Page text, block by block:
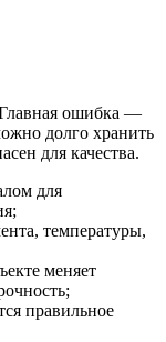
Главная ошибка —
долго хранить
для качества.
для
температуры,
меняет
правильное